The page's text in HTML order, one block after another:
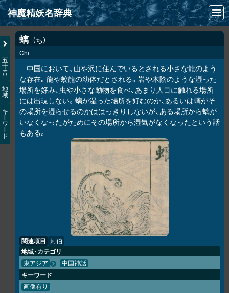
神魔精妖名辞典
NEWS
INFO
文献
検索
凖項目
画像資料便覧
五
十
音
地
域
キ
ワ
ド
螭 ち
Chī
中国において、山や沢に住んでいるとされる小さな龍のよう
な存在。龍や蛟龍の幼体だとされる。岩や木陰のような湿った
場所を好み、虫や小さな動物を食べ、あまり人目に触れる場所
には出現しない。螭が湿った場所を好むのか、あるいは螭がそ
の場所を湿らせるのかははっきりしないが、ある場所から螭が
いなくなったがためにその場所から湿気がなくなったという話
もある。
関連項目 河伯
地域・カテゴリ
東アジア 中国神話
キーワード
画像有り